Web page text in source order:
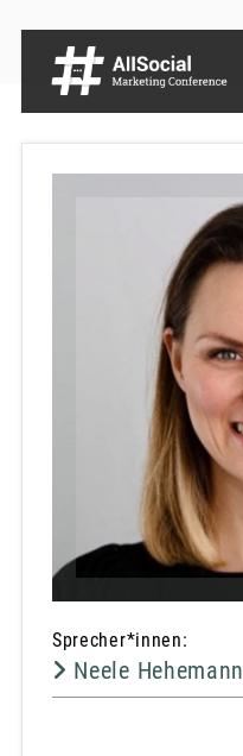
Sprecher*innen:
Neele Hehemann